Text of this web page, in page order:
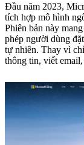
Đầu năm 2023,
tích hợp mô hình
Phiên bản này
phép người dùng
tự nhiên. Thay vì
thông tin, viết